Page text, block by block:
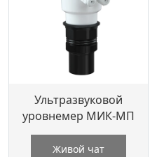
Ультразвуковой
уровнемер МИК-МП
Живой чат